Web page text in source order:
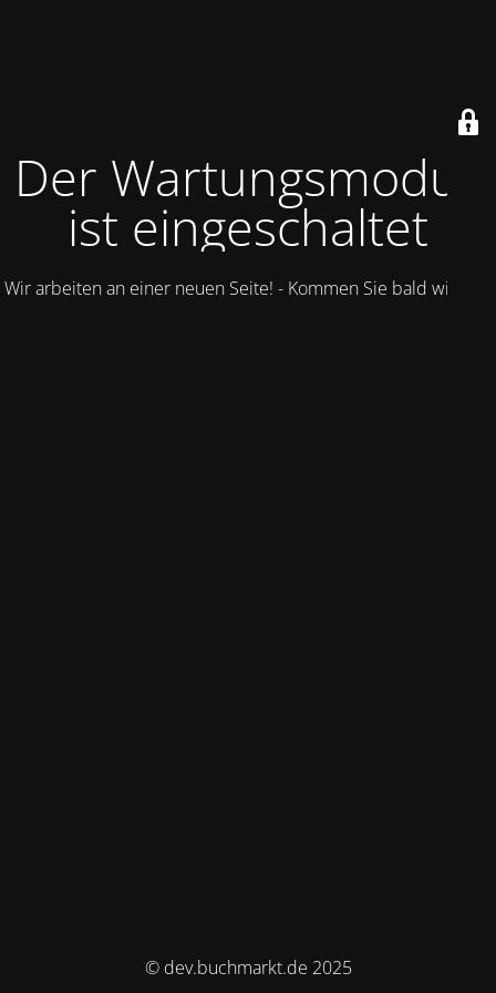
Der Wartungsmodus
ist eingeschaltet
Wir arbeiten an einer neuen Seite! - Kommen Sie bald wieder.
© dev.buchmarkt.de 2025